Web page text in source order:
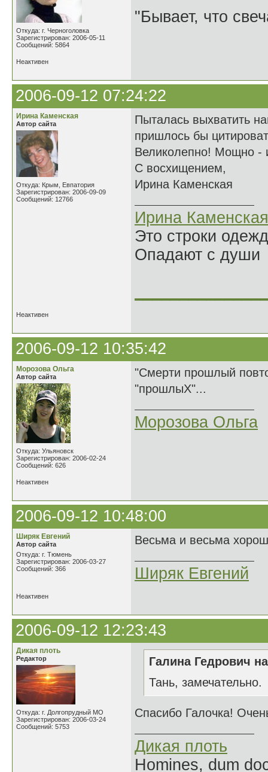
Откуда: г. Черноголовка
Зарегистрирован: 2006-05-11
Сообщений: 5864
"Бывает, что
Неактивен
2006-09-12 07:24:22
Ирина Каменская
Автор сайта
Откуда: Крым, Евпатория
Зарегистрирован: 2006-09-09
Сообщений: 12766
Пыталась выхватить
пришлось бы
Великолепно! Мощно -
С восхищением,
Ирина Каменская
Ирина Каменская
Это строки
Опадают с души
Неактивен
2006-09-12 10:35:42
Морозова Ольга
Автор сайта
Откуда: Ульяновск
Зарегистрирован: 2006-02-24
Сообщений: 626
"Смерти прошлый
"прошлыХ"...
Морозова Ольга
Неактивен
2006-09-12 10:48:00
Ширяк Евгений
Автор сайта
Откуда: г. Тюмень
Зарегистрирован: 2006-03-27
Сообщений: 366
Весьма и весьма
Ширяк Евгений
Неактивен
2006-09-12 12:23:43
Дикая плоть
Редактор
Откуда: г. Долгопрудный МО
Зарегистрирован: 2006-03-24
Сообщений: 5753
Галина Гедрович
Тань, замечательно.
Спасибо Галочка!
Дикая плоть
Homines, dum